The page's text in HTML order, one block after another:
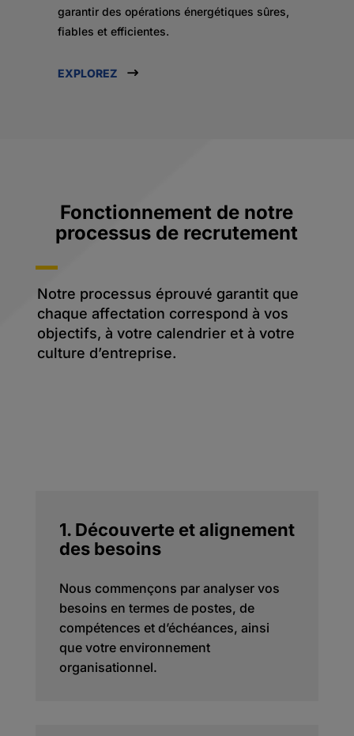
garantir des opérations énergétiques sûres,
fiables et efficientes.
EXPLOREZ
Fonctionnement de notre
processus de recrutement
Notre processus éprouvé garantit que
chaque affectation correspond à vos
objectifs, à votre calendrier et à votre
culture d’entreprise.
1. Découverte et alignement
des besoins
Nous commençons par analyser vos
besoins en termes de postes, de
compétences et d’échéances, ainsi
que votre environnement
organisationnel.